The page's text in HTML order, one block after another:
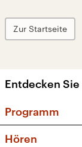
Zur Startseite
Entdecken
Programm
Hören